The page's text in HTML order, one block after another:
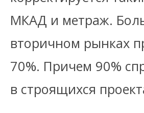
МКАД и метраж.
вторичном рынках
70%. Причем 90%
в строящихся